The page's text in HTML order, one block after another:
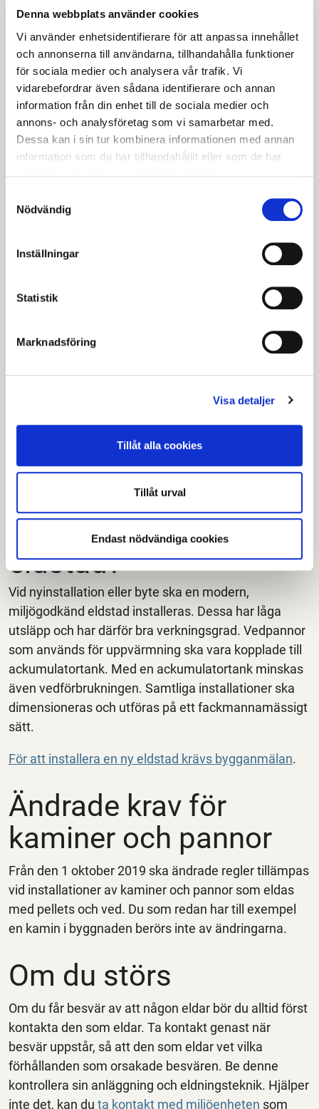
Denna webbplats använder cookies
Vi använder enhetsidentifierare för att anpassa innehållet
och annonserna till användarna, tillhandahålla funktioner
för sociala medier och analysera vår trafik. Vi
vidarebefordrar även sådana identifierare och annan
information från din enhet till de sociala medier och
annons- och analysföretag som vi samarbetar med.
Dessa kan i sin tur kombinera informationen med annan
information som du har tillhandahållit eller som de har
Nödvändig
Inställningar
Statistik
Marknadsföring
Visa detaljer
Tillåt alla cookies
Tillåt urval
Endast nödvändiga cookies
vedspis och kakelugn
Öppna spisar, braskaminer och liknande bör endast
användas för så kallad trivseleldning vilket innebär att
man inte eldar med huvudsyftet att värma bostaden.
Rekommendationen är att starta elden max en gång
per dygn och hålla elden vid liv ett begränsat antal
vägledande domar i Mark- och miljööverdomstolen
där de har tydliggjort att trivseleldning innebär
eldning upp till fyra timmar per tillfälle och högst två
gånger per vecka. Om grannarna störs av röken kan
begränsa eldningen.
Vädret
Tänk på vädret. Vissa väderlekar kan göra så att
rökgaserna stannar kvar på för låg höjd i området.
Undvik att tända en brasa vid sådana
väderförhållanden. Ta hänsyn till grannarna i
kan röken slå ned och stanna kvar i grannskapet.
Ska du installera en ny
eldstad?
Vid nyinstallation eller byte ska en modern,
miljögodkänd eldstad installeras. Dessa har låga
utsläpp och har därför bra verkningsgrad. Vedpannor
som används för uppvärmning ska vara kopplade till
ackumulatortank. Med en ackumulatortank minskas
även vedförbrukningen. Samtliga installationer ska
dimensioneras och utföras på ett fackmannamässigt
sätt.
För att installera en ny eldstad krävs bygganmälan.
Ändrade krav för
kaminer och pannor
Från den 1 oktober 2019 ska ändrade regler tillämpas
vid installationer av kaminer och pannor som eldas
med pellets och ved. Du som redan har till exempel
en kamin i byggnaden berörs inte av ändringarna.
Om du störs
Om du får besvär av att någon eldar bör du alltid först
kontakta den som eldar. Ta kontakt genast när
besvär uppstår, så att den som eldar vet vilka
förhållanden som orsakade besvären. Be denne
kontrollera sin anläggning och eldningsteknik. Hjälper
inte det, kan du ta kontakt med miljöenheten som